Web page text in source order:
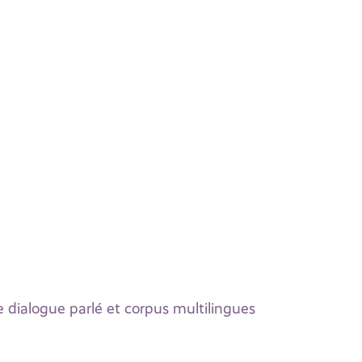
dialogue parlé et corpus multilingues